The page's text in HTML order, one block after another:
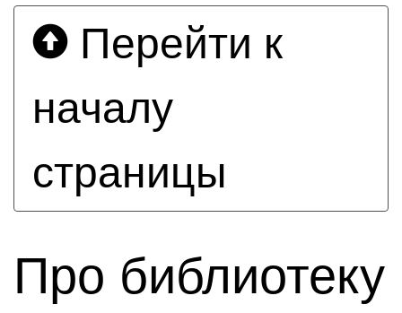
Перейти к
началу
страницы
Про библиотеку